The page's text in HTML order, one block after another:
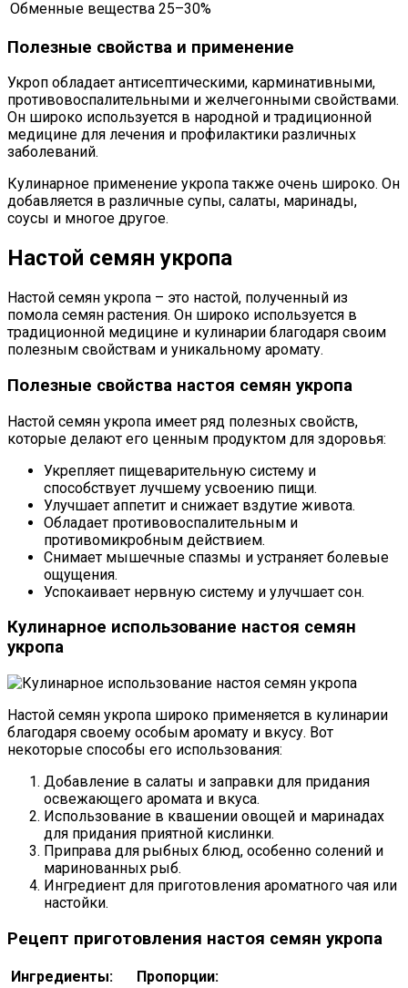
Обменные вещества 25–30%
Полезные свойства и применение
Укроп обладает антисептическими, карминативными,
противовоспалительными и желчегонными свойствами.
Он широко используется в народной и традиционной
медицине для лечения и профилактики различных
заболеваний.
Кулинарное применение укропа также очень широко. Он
добавляется в различные супы, салаты, маринады,
соусы и многое другое.
Настой семян укропа
Настой семян укропа – это настой, полученный из
помола семян растения. Он широко используется в
традиционной медицине и кулинарии благодаря своим
полезным свойствам и уникальному аромату.
Полезные свойства настоя семян укропа
Настой семян укропа имеет ряд полезных свойств,
которые делают его ценным продуктом для здоровья:
Укрепляет пищеварительную систему и
способствует лучшему усвоению пищи.
Улучшает аппетит и снижает вздутие живота.
Обладает противовоспалительным и
противомикробным действием.
Снимает мышечные спазмы и устраняет болевые
ощущения.
Успокаивает нервную систему и улучшает сон.
Кулинарное использование настоя семян
укропа
Настой семян укропа широко применяется в кулинарии
благодаря своему особым аромату и вкусу. Вот
некоторые способы его использования:
Добавление в салаты и заправки для придания
освежающего аромата и вкуса.
Использование в квашении овощей и маринадах
для придания приятной кислинки.
Приправа для рыбных блюд, особенно солений и
маринованных рыб.
Ингредиент для приготовления ароматного чая или
настойки.
Рецепт приготовления настоя семян укропа
Ингредиенты:
Пропорции: